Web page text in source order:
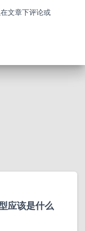
文章下评论或
应该是什么